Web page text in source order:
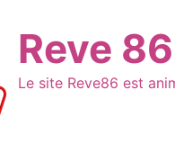
Reve 86
Le site Reve86 est